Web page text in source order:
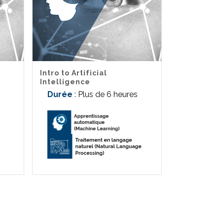
Intro to Artificial
Intelligence
Durée : Plus de 6 heures